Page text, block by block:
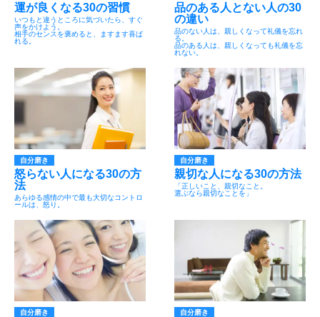
運が良くなる30の習慣
いつもと違うところに気づいたら、すぐ
声をかけよう。
相手のセンスを褒めると、ますます喜ば
れる。
品のある人とない人の30
の違い
品のない人は、親しくなって礼儀を忘れ
る。
品のある人は、親しくなっても礼儀を忘
れない。
自分磨き
怒らない人になる30の方
法
あらゆる感情の中で最も大切なコントロ
ールは、怒り。
自分磨き
親切な人になる30の方法
「正しいこと、親切なこと。
選ぶなら親切なことを」
自分磨き 自分磨き